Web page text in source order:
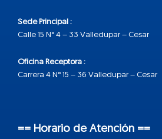
Sede Principal :
Calle 15 N° 4 – 33 Valledupar – Cesar
Oficina Receptora :
Carrera 4 N° 15 – 36 Valledupar – Cesar
== Horario de Atención ==